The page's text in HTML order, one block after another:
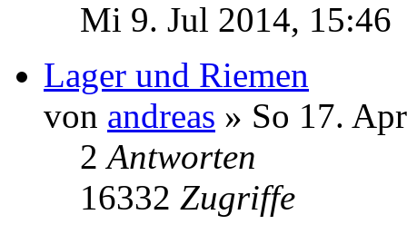
Mi 9. Jul 2014, 15:46
Lager und Riemen
von andreas » So 17.
2Antworten
16332 Zugriffe